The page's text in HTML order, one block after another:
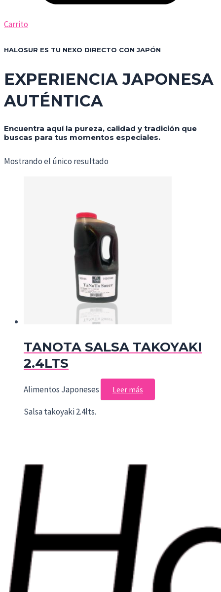
Carrito
HALOSUR ES TU NEXO DIRECTO CON JAPÓN
EXPERIENCIA JAPONESA
AUTÉNTICA
Encuentra aquí la pureza, calidad y tradición que
buscas para tus momentos especiales.
Mostrando el único resultado
TANOTA SALSA TAKOYAKI
2.4LTS
Alimentos Japoneses Leer más
Salsa takoyaki 2.4lts.